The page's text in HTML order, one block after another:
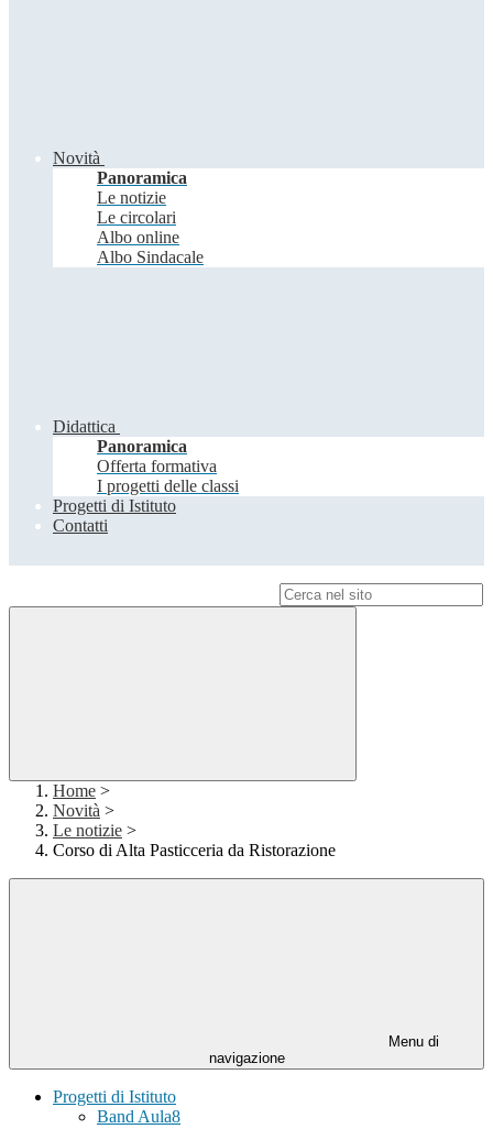
Novità
Panoramica
Le notizie
Le circolari
Albo online
Albo Sindacale
Didattica
Panoramica
Offerta formativa
I progetti delle classi
Progetti di Istituto
Contatti
Home >
Novità >
Le notizie >
Corso di Alta Pasticceria da Ristorazione
Menu di
navigazione
Progetti di Istituto
Band Aula8